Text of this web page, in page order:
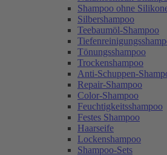
Shampoo ohne
Silbershampoo
Teebaumöl-Shampoo
Tönungsshampoo
Trockenshampoo
Anti-Schuppen-
Repair-Shampoo
Color-Shampoo
Feuchtigkeitsshampoo
Festes Shampoo
Haarseife
Lockenshampoo
Shampoo-Sets